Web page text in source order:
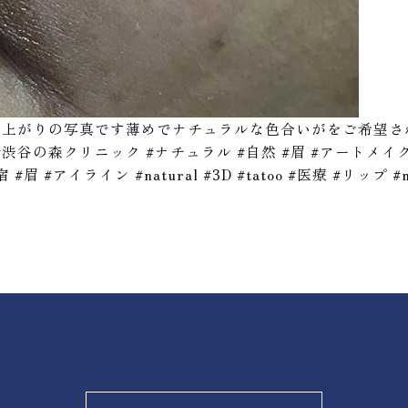
りの写真です薄めでナチュラルな色合いがをご希望
谷の森クリニック #ナチュラル #自然 #眉 #アートメイ
#眉 #アイライン #natural #3D #tatoo #医療 #リップ